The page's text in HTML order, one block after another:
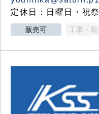
定休日：日曜日・祝
販売可 工事・